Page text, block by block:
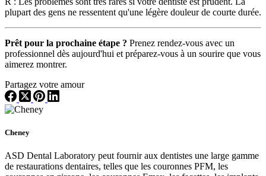
plupart des gens ne ressentent qu'une légère douleur de courte durée.
Prêt pour la prochaine étape ? Prenez rendez-vous avec un
professionnel dès aujourd'hui et préparez-vous à un sourire que vous
aimerez montrer.
Partagez votre amour
Cheney
ASD Dental Laboratory peut fournir aux dentistes une large gamme
de restaurations dentaires, telles que les couronnes PFM, les